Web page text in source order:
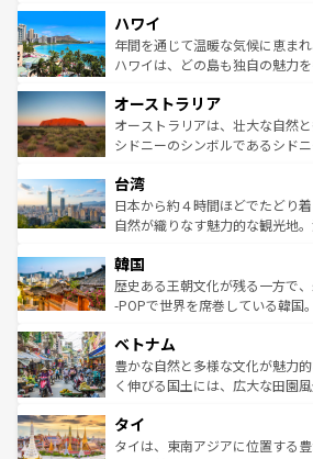
ば市内交通費無料で観光を楽しむこと
着のスイス情報はコンテンツ一覧
のような巨大都市は、観光、ショ
ンメントが詰まった刺激的なス
西部には大自然が広がり、グラ
部のニューオーリンズでは、音楽
文化が魅力。旅行者はアメリカ
しみながら、その多様性と豊か
ならではの贅沢な旅のスタイルだ。 なお、新着のアメ
情報はコンテンツ一覧を参照し
ハワイ
年間を通じて温暖な気候に恵ま
ハワイは、どの島も独自の魅力
ワイ島は見逃せない。また、定番
島だが、静かな自然を求めるな
おすすめ。エメラルドグリーン
れるおもてなしの心で訪れる人
人々、おいしいローカルフード
ク、伝統的なフラダンスなど、
ワイを、存分に味わってほしい。 なお、新着のハワイ情報
はコンテンツ一覧を参照してほ
オーストラリア
オーストラリアは、壮大な自然
シドニーのシンボルであるシド
リアリーフや大陸中央部にそびえ
ク）、タスマニアの美しい原生
ど、見どころがたくさん。また
いる。アクティビティも充実して
ビング、ハイキングなど、アウ
い。オーストラリアの多彩な魅
参照してほしい。
台湾
日本から約４時間ほどでたどり
自然が織りなす魅力的な観光地
ン）、静ひつな山岳地帯である台
と山間の静けさが共存しており
驚きをもたらしてくれる。また
容にもいいと評判のスイーツなど
が味わえる。 なお、新着の台
照してほしい。
韓国
歴史ある王朝文化が残る一方で
-POPで世界を席巻している韓国
き、地方に足を延ばせば四季折々
できる。そして、キムチや焼肉
まで、さまざまな韓国料理が待
リティに包まれながら、韓国の
わってみてほしい。
ベトナム
豊かな自然と多様な文化が魅力
く伸びる国土には、広大な田園
急速な発展と共に伝統が息づく
ーチミン市のフランス統治時代
タイ
タイは、東南アジアに位置する